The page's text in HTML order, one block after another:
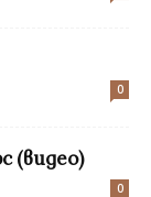
0
(видео)
0